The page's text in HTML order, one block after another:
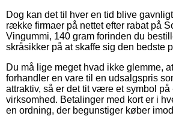
Dog kan det til hver en tid blive
række firmaer på nettet efter rabat på
Vingummi, 140 gram forinden du
skråsikker på at skaffe sig den bedste
Du må lige meget hvad ikke glemme,
forhandler en vare til en udsalgspris
attraktiv, så er det tit være et symbol
virksomhed. Betalinger med kort er i
en ordning, der begunstiger køber